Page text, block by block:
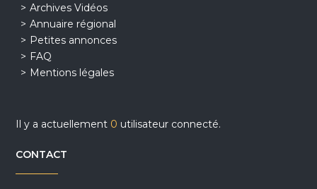
Archives Vidéos
Annuaire régional
Petites annonces
FAQ
Mentions légales
Il y a actuellement 0 utilisateur connecté.
CONTACT